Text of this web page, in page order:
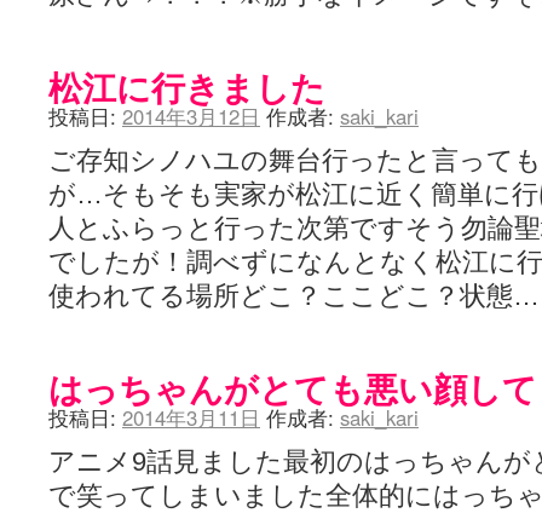
松江に行きました
投稿日: 2014年3月12日 作成者: saki_kari
ご存知シノハユの舞台行ったと言って
が…そもそも実家が松江に近く簡単に
人とふらっと行った次第ですそう勿論
でしたが！調べずになんとなく松江に
使われてる場所どこ？ここどこ？状態
はっちゃんがとても悪い顔し
投稿日: 2014年3月11日 作成者: saki_kari
アニメ9話見ました最初のはっちゃんが
で笑ってしまいました全体的にはっち